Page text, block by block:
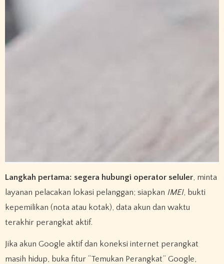
Langkah pertama: segera hubungi operator seluler, minta
layanan pelacakan lokasi pelanggan; siapkan IMEI, bukti
kepemilikan (nota atau kotak), data akun dan waktu
terakhir perangkat aktif.
Jika akun Google aktif dan koneksi internet perangkat
masih hidup, buka fitur “Temukan Perangkat” Google,